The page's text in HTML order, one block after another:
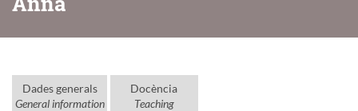
Dades generals
General information
Docència
Teaching